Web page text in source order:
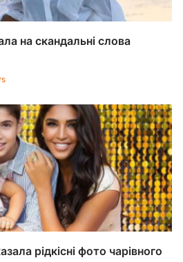
на скандальні слова
рідкісні фото чарівного